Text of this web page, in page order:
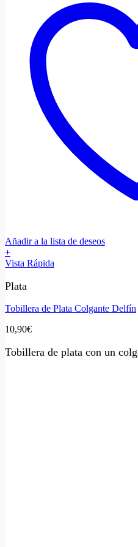
Añadir a la lista de deseos
+
Vista Rápida
Plata
Tobillera de Plata Colgante Delfín
10,90€
Tobillera de plata con un